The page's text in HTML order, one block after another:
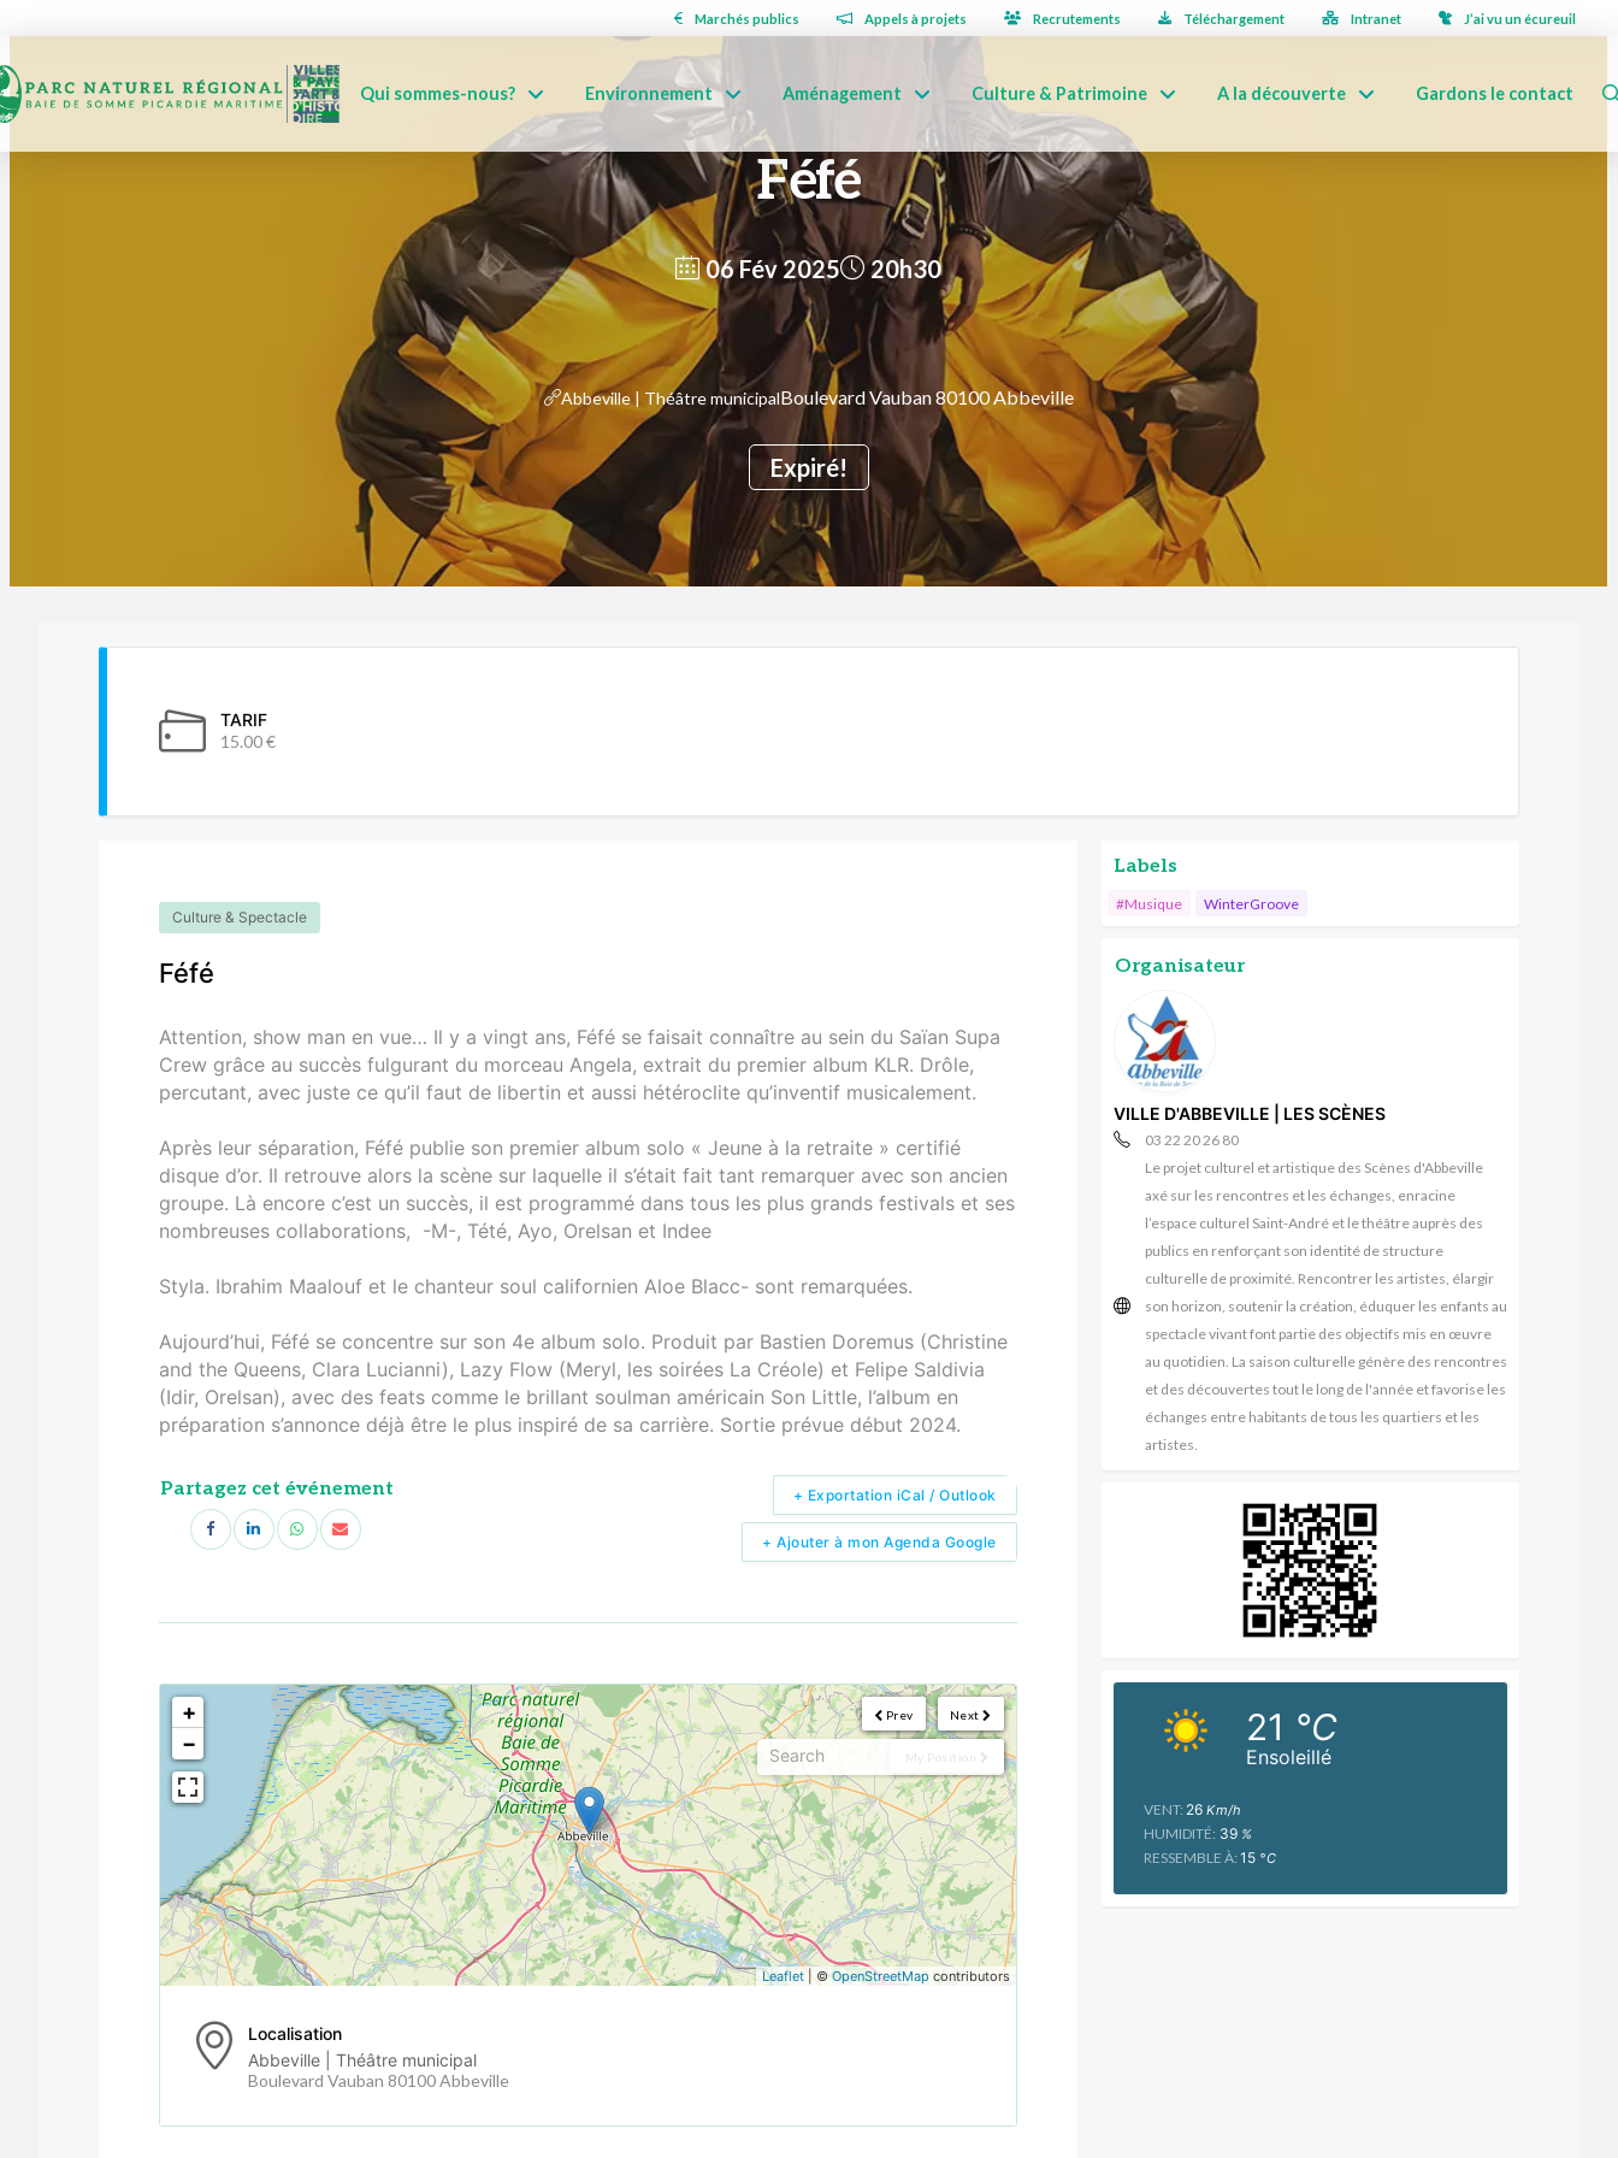
Marchés publics Appels à projets Recrutements Téléchargement Intranet J’ai vu un écureuil
Qui sommes-nous? Environnement Aménagement Culture & Patrimoine A la découverte Gardons le contact
Féfé
06 Fév 2025
Expiré!
20h30
Abbeville | Théâtre municipalBoulevard Vauban 80100 Abbeville
TARIF
15.00 €
Culture & Spectacle
Féfé
Attention, show man en vue… Il y a vingt ans, Féfé se faisait connaître au sein du Saïan Supa
Crew grâce au succès fulgurant du morceau Angela, extrait du premier album KLR. Drôle,
percutant, avec juste ce qu’il faut de libertin et aussi hétéroclite qu’inventif musicalement.
Après leur séparation, Féfé publie son premier album solo « Jeune à la retraite » certifié
disque d’or. Il retrouve alors la scène sur laquelle il s’était fait tant remarquer avec son ancien
groupe. Là encore c’est un succès, il est programmé dans tous les plus grands festivals et ses
nombreuses collaborations, -M-, Tété, Ayo, Orelsan et Indee
Styla. Ibrahim Maalouf et le chanteur soul californien Aloe Blacc- sont remarquées.
Aujourd’hui, Féfé se concentre sur son 4e album solo. Produit par Bastien Doremus (Christine
and the Queens, Clara Lucianni), Lazy Flow (Meryl, les soirées La Créole) et Felipe Saldivia
(Idir, Orelsan), avec des feats comme le brillant soulman américain Son Little, l’album en
préparation s’annonce déjà être le plus inspiré de sa carrière. Sortie prévue début 2024.
Partagez cet événement
+ Ajouter à mon Agenda Google
+ Exportation iCal / Outlook
Next
Prev
My Position
<!---->
+
−
Leaflet| © OpenStreetMap contributors
Localisation
Abbeville | Théâtre municipal
Boulevard Vauban 80100 Abbeville
Labels
#Musique WinterGroove
Organisateur
VILLE D'ABBEVILLE | LES SCÈNES
03 22 20 26 80
Le projet culturel et artistique des Scènes d'Abbeville
axé sur les rencontres et les échanges, enracine
l’espace culturel Saint-André et le théâtre auprès des
publics en renforçant son identité de structure
culturelle de proximité. Rencontrer les artistes, élargir
son horizon, soutenir la création, éduquer les enfants au
spectacle vivant font partie des objectifs mis en œuvre
au quotidien. La saison culturelle génère des rencontres
et des découvertes tout le long de l'année et favorise les
échanges entre habitants de tous les quartiers et les
artistes.
Ensoleillé
21 °C
VENT: 26Km/h
HUMIDITÉ: 39%
RESSEMBLE À: 15°C